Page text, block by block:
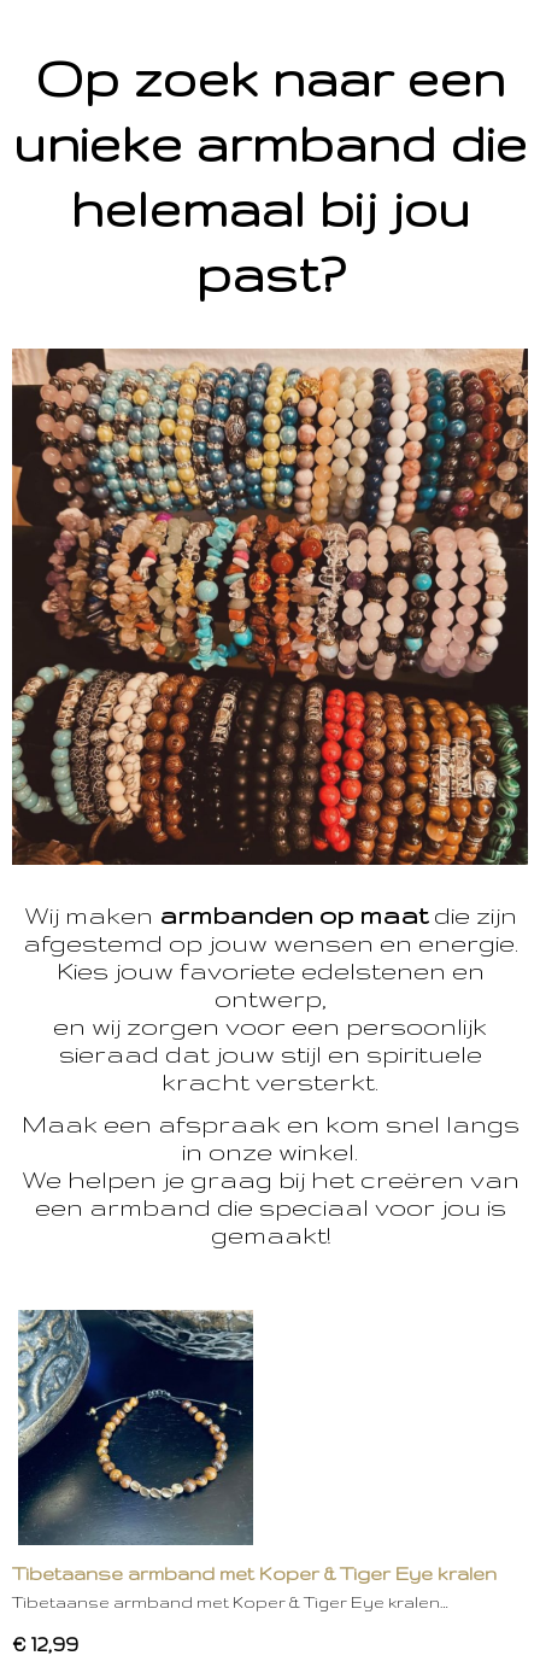
Op zoek naar een
unieke armband die
helemaal bij jou
past?
Wij maken armbanden op maatdie zijn
afgestemd op jouw wensen en energie.
Kies jouw favoriete edelstenen en
ontwerp,
en wij zorgen voor een persoonlijk
sieraad dat jouw stijl en spirituele
kracht versterkt.
Maak een afspraak en kom snel langs
in onze winkel.
We helpen je graag bij het creëren van
een armband die speciaal voor jou is
gemaakt!
Tibetaanse armband met Koper & Tiger Eye kralen
Tibetaanse armband met Koper & Tiger Eye kralen…
€ 12,99